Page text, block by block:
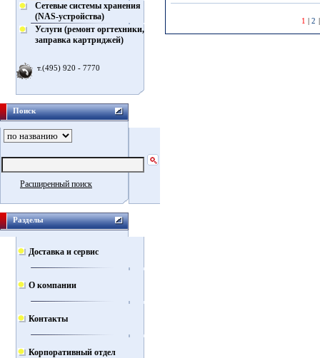
Сетевые системы хранения
(NAS-устройства)
Услуги (ремонт оргтехники,
заправка картриджей)
т.(495) 920 - 7770
Поиск
Расширенный поиск
Разделы
Доставка и сервис
О компании
Контакты
Корпоративный отдел
1 | 2